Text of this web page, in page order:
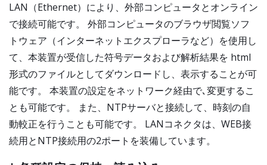
LAN（Ethernet）により、外部コンピュータとオンライン
で接続可能です。 外部コンピュータのブラウザ閲覧ソフ
トウェア（インターネットエクスプローラなど）を使用し
て、本装置が受信した符号データおよび解析結果を html
形式のファイルとしてダウンロードし、表示することが可
能です。 本装置の設定をネットワーク経由で､変更するこ
とも可能です。 また、NTPサーバと接続して、時刻の自
動較正を行うことも可能です。 LANコネクタは、WEB接
続用とNTP接続用の2ポートを装備しています。